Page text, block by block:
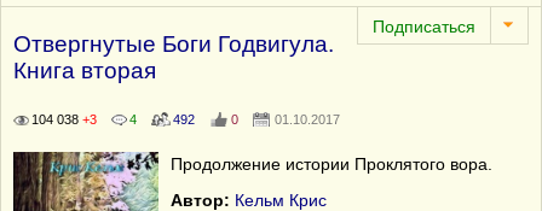
Отвергнутые Боги Годвигула.
Книга вторая
104 038 +3 4 492 0 01.10.2017
Продолжение истории Проклятого вора.
Автор: Кельм Крис